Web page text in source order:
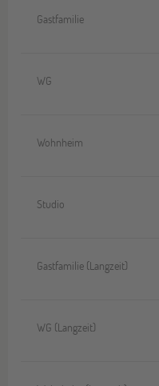
Gastfamilie
WG
Wohnheim
Studio
Gastfamilie (Langzeit)
WG (Langzeit)